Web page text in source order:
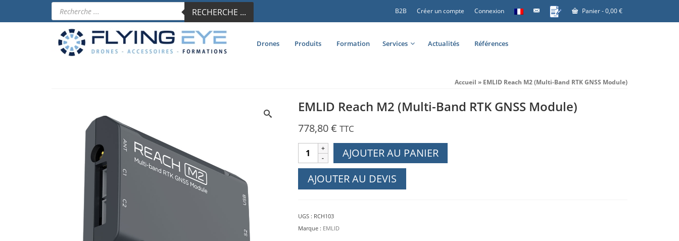
B2B Créer un compte Connexion Panier-0,00€
Recherche
de
produits
RECHERCHE ...
Drones Produits Formation Services Actualités Références
Accueil » EMLID Reach M2 (Multi-Band RTK GNSS Module)
EMLID Reach M2 (Multi-Band RTK GNSS Module)
778,80€ TTC
quantité
de
EMLID
Reach
Band
RTK
AJOUTER AU PANIER
AJOUTER AU DEVIS
UGS : RCH103
Marque : EMLID